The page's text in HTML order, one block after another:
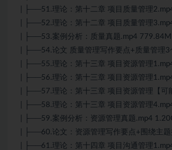
| ├──51.理论：第十二章 项目质量管理
| ├──52.理论：第十二章 项目质量管理
| ├──53.案例分析：质量真题.mp4 779.84M
| ├──54.论文 质量管理写作要点+质量管理
| ├──55.理论：第十三章 项目资源管理
| ├──56.理论：第十三章 项目资源管理
| ├──57.理论：第十三章 项目资源管理【可
| ├──58.理论：第十三章 项目资源管理
| ├──59.案例分析：资源管理真题.mp4
| ├──60.论文：资源管理写作要点+围绕主
| ├──61.理论：第十四章 项目沟通管理